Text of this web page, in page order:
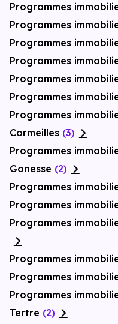
Programmes
Programmes
Programmes
Programmes
Programmes
Programmes
Programmes
Cormeilles (3)
Programmes
Gonesse (2)
Programmes
Programmes
Programmes
Programmes
Programmes
Programmes
Tertre (2)